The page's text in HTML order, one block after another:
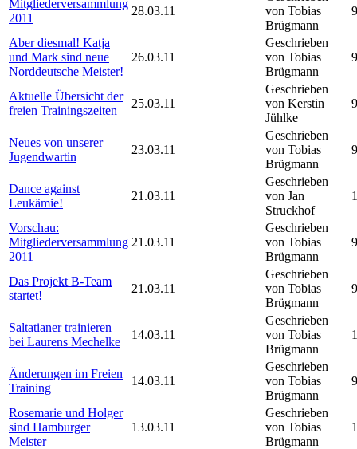
Mitgliederversammlung
2011
28.03.11
von Tobias
Brügmann
Aber diesmal! Katja
und Mark sind neue
Norddeutsche Meister!
26.03.11
Geschrieben
von Tobias
Brügmann
Aktuelle Übersicht der
freien Trainingszeiten
25.03.11
Geschrieben
von Kerstin
Jühlke
Neues von unserer
Jugendwartin
23.03.11
Geschrieben
von Tobias
Brügmann
Dance against
Leukämie!
21.03.11
Geschrieben
von Jan
Struckhof
Vorschau:
Mitgliederversammlung
2011
21.03.11
Geschrieben
von Tobias
Brügmann
Das Projekt B-Team
startet!
21.03.11
Geschrieben
von Tobias
Brügmann
Saltatianer trainieren
bei Laurens Mechelke
14.03.11
Geschrieben
von Tobias
Brügmann
Änderungen im Freien
Training
14.03.11
Geschrieben
von Tobias
Brügmann
Rosemarie und Holger
sind Hamburger
Meister
13.03.11
Geschrieben
von Tobias
Brügmann